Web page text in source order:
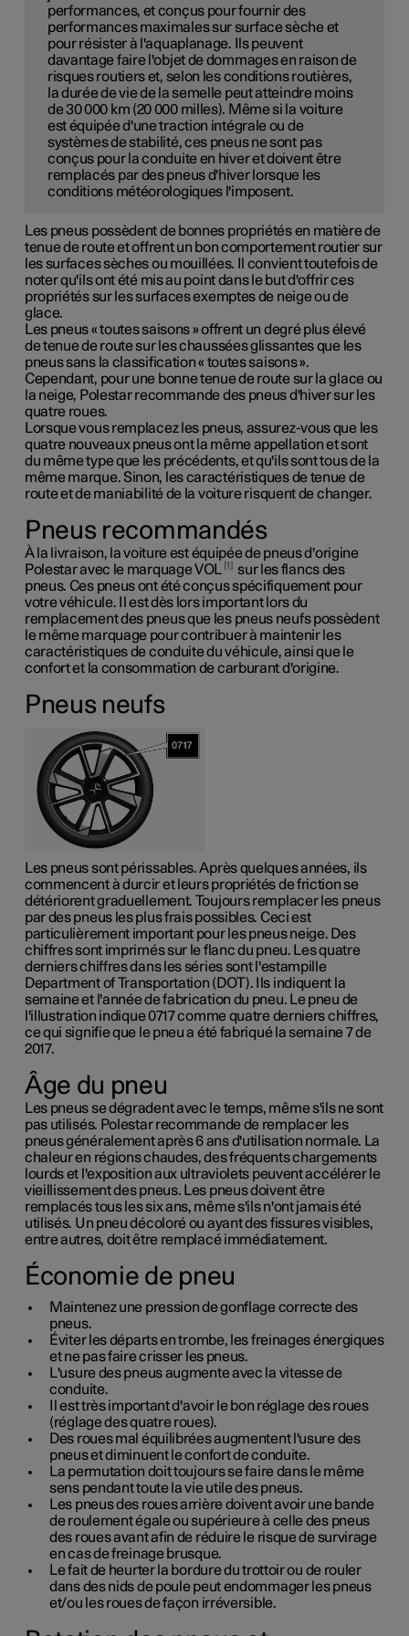
performances, et conçus pour fournir des
performances maximales sur surface sèche et
pour résister à l'aquaplanage. Ils peuvent
davantage faire l'objet de dommages en raison de
risques routiers et, selon les conditions routières,
la durée de vie de la semelle peut atteindre moins
de 30 000 km (20 000 milles). Même si la voiture
est équipée d'une traction intégrale ou de
systèmes de stabilité, ces pneus ne sont pas
conçus pour la conduite en hiver et doivent être
remplacés par des pneus d'hiver lorsque les
conditions météorologiques l'imposent.
Les pneus possèdent de bonnes propriétés en matière de
tenue de route et offrent un bon comportement routier sur
les surfaces sèches ou mouillées. Il convient toutefois de
noter qu'ils ont été mis au point dans le but d'offrir ces
propriétés sur les surfaces exemptes de neige ou de
glace.
Les pneus « toutes saisons » offrent un degré plus élevé
de tenue de route sur les chaussées glissantes que les
pneus sans la classification « toutes saisons ».
Cependant, pour une bonne tenue de route sur la glace ou
la neige, Polestar recommande des pneus d'hiver sur les
quatre roues.
Lorsque vous remplacez les pneus, assurez-vous que les
quatre nouveaux pneus ont la même appellation et sont
du même type que les précédents, et qu'ils sont tous de la
même marque. Sinon, les caractéristiques de tenue de
route et de maniabilité de la voiture risquent de changer.
Pneus recommandés
À la livraison, la voiture est équipée de pneus d'origine
Polestar avec le marquage VOL 1
sur les flancs des
pneus. Ces pneus ont été conçus spécifiquement pour
votre véhicule. Il est dès lors important lors du
remplacement des pneus que les pneus neufs possèdent
le même marquage pour contribuer à maintenir les
caractéristiques de conduite du véhicule, ainsi que le
confort et la consommation de carburant d'origine.
Pneus neufs
Les pneus sont périssables. Après quelques années, ils
commencent à durcir et leurs propriétés de friction se
détériorent graduellement. Toujours remplacer les pneus
par des pneus les plus frais possibles. Ceci est
particulièrement important pour les pneus neige. Des
chiffres sont imprimés sur le flanc du pneu. Les quatre
derniers chiffres dans les séries sont l'estampille
Department of Transportation ( DOT). Ils indiquent la
semaine et l'année de fabrication du pneu. Le pneu de
l'illustration indique 0717 comme quatre derniers chiffres,
ce qui signifie que le pneu a été fabriqué la semaine 7 de
2017.
Âge du pneu
Les pneus se dégradent avec le temps, même s'ils ne sont
pas utilisés. Polestar recommande de remplacer les
pneus généralement après6 ansd'utilisation normale. La
chaleur en régions chaudes, des fréquents chargements
lourds et l'exposition aux ultraviolets peuvent accélérer le
vieillissement des pneus. Les pneus doivent être
remplacés tous les six ans, même s'ils n'ont jamais été
utilisés. Un pneu décoloré ou ayant des fissures visibles,
entre autres, doit être remplacé immédiatement.
Économie de pneu
Maintenez une pression de gonflage correcte des
pneus.
Éviter les départs en trombe, les freinages énergiques
et ne pas faire crisser les pneus.
L'usure des pneus augmente avec la vitesse de
conduite.
Il est très important d'avoir le bon réglage des roues
(réglage des quatre roues).
Des roues mal équilibrées augmentent l'usure des
pneus et diminuent le confort de conduite.
La permutation doit toujours se faire dans le même
sens pendant toute la vie utile des pneus.
Les pneus des roues arrière doivent avoir une bande
de roulement égale ou supérieure à celle des pneus
des roues avant afin de réduire le risque de survirage
en cas de freinage brusque.
Le fait de heurter la bordure du trottoir ou de rouler
dans des nids de poule peut endommager les pneus
et/ou les roues de façon irréversible.